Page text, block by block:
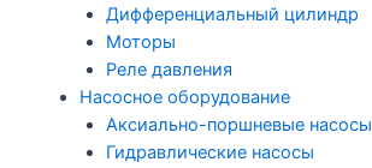
Дифференциальный цилиндр
Моторы
Реле давления
Насосное оборудование
Аксиально-поршневые насосы
Гидравлические насосы